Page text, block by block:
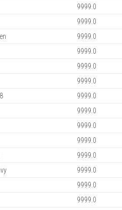
9999.0
9999.0
9999.0
9999.0
9999.0
9999.0
9999.0
9999.0
9999.0
9999.0
9999.0
9999.0
9999.0
9999.0